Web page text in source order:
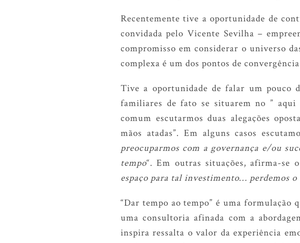
Recentemente tive a oportunidade de
convidada pelo Vicente Sevilha –
compromisso em considerar o universo
complexa é um dos pontos de
Tive a oportunidade de falar um pouco
familiares de fato se situarem no ” aqui
comum escutarmos duas alegações
mãos atadas”. Em alguns casos
preocuparmos com a governança e/ou
tempo“. Em outras situações, afirma-se
espaço para tal investimento… perdemos
“Dar tempo ao tempo” é uma formulação
uma consultoria afinada com a
inspira ressalta o valor da experiência